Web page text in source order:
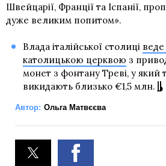
Швейцарії, Франції та Іспанії,
дуже великим попитом».
Влада італійської столиці
католицькою церквою з
монет з фонтану Треві, у який
викидають близько €1,5 млн.
Автор: Ольга Матвєєва